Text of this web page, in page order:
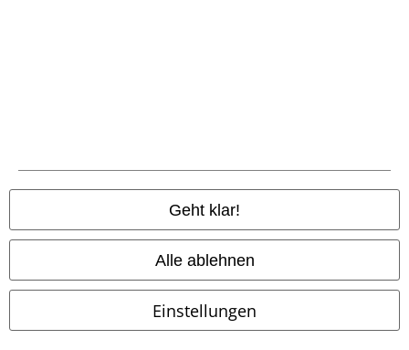
Geht klar!
Alle ablehnen
Einstellungen
Datenschutz
Entsorgung und Umweltschutz
Information zur Barrierefreiheit
Cookie-Einstellungen